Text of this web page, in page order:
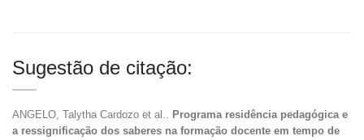
Sugestão de citação:
ANGELO, Talytha Cardozo et al.. Programa residência pedagógica e
a ressignificação dos saberes na formação docente em tempo de